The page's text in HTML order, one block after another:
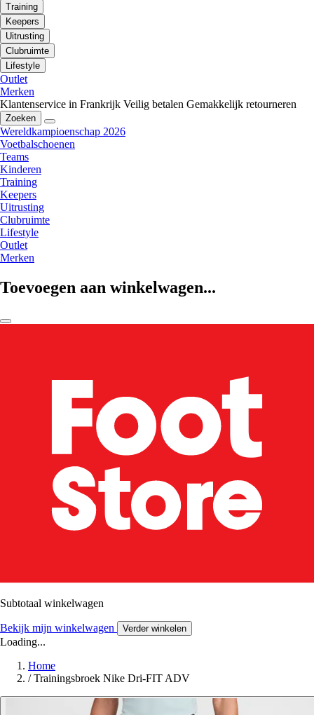
Training
Keepers
Uitrusting
Clubruimte
Lifestyle
Outlet
Merken
Klantenservice in Frankrijk Veilig betalen Gemakkelijk retourneren
Zoeken
Wereldkampioenschap 2026
Voetbalschoenen
Teams
Kinderen
Training
Keepers
Uitrusting
Clubruimte
Lifestyle
Outlet
Merken
Toevoegen aan winkelwagen...
Subtotaal winkelwagen
Bekijk mijn winkelwagen Verder winkelen
Loading...
Home
/ Trainingsbroek Nike Dri-FIT ADV